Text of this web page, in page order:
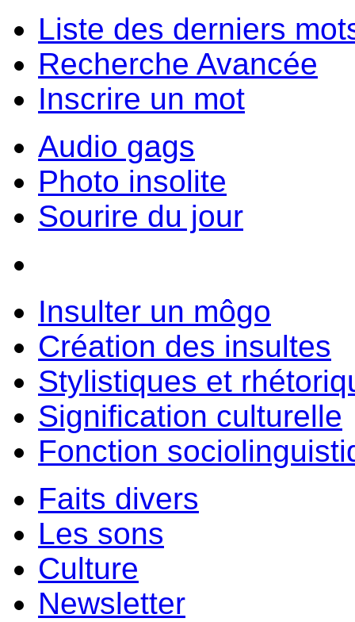
Liste des derniers
Recherche Avancée
Inscrire un mot
Audio gags
Photo insolite
Sourire du jour
Insulter un môgo
Création des insultes
Stylistiques et
Signification culturelle
Fonction
Faits divers
Les sons
Culture
Newsletter